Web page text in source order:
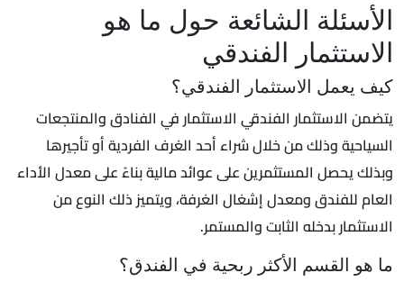
الأسئلة الشائعة حول ما هو
الاستثمار الفندقي
كيف يعمل الاستثمار الفندقي؟
يتضمن الاستثمار الفندقي الاستثمار في الفنادق والمنتجعات
السياحية وذلك من خلال شراء أحد الغرف الفردية أو تأجيرها
وبذلك يحصل المستثمرين على عوائد مالية بناءً على معدل الأداء
العام للفندق ومعدل إشغال الغرفة، ويتميز ذلك النوع من
الاستثمار بدخله الثابت والمستمر.
ما هو القسم الأكثر ربحية في الفندق؟